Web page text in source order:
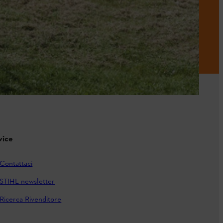
Contattaci
STIHL newsletter
Ricerca Rivenditore